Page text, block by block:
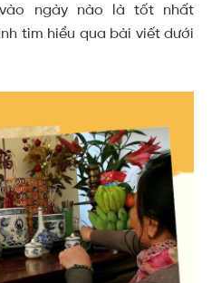
ngày nào là tốt nhất
tìm hiểu qua bài viết dưới